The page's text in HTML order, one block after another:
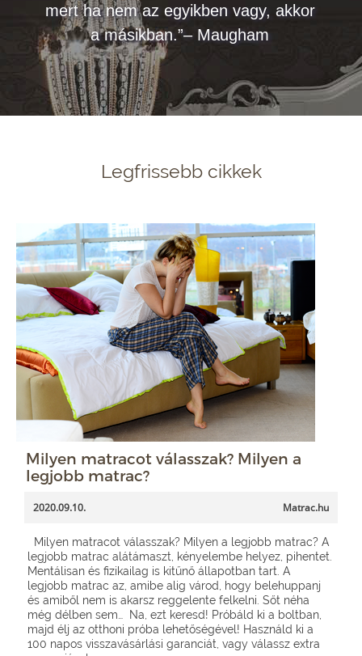
mert ha nem az egyikben vagy, akkor
a másikban.”– Maugham
Legfrissebb cikkek
Milyen matracot válasszak? Milyen a
legjobb matrac?
2020.09.10. Matrac.hu
Milyen matracot válasszak? Milyen a legjobb matrac? A
legjobb matrac alátámaszt, kényelembe helyez, pihentet.
Mentálisan és fizikailag is kitűnő állapotban tart. A
legjobb matrac az, amibe alig várod, hogy belehuppanj
és amiből nem is akarsz reggelente felkelni. Sőt néha
még délben sem… Na, ezt keresd! Próbáld ki a boltban,
majd élj az otthoni próba lehetőségével! Használd ki a
100 napos visszavásárlási garanciát, vagy válassz extra